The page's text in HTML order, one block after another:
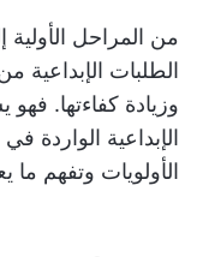
من المراحل الأولية
وزيادة كفاءتها.
الإبداعية الواردة
الأولويات وتفهم